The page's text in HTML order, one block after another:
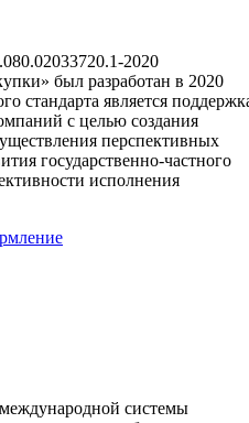
2020
был разработан в 2020
стандарта является
с целью создания
перспективных
государственно-частного
исполнения
системы